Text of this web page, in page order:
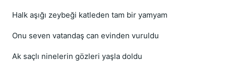
Halk aşığı zeybeği katleden tam bir yamyam
Onu seven vatandaş can evinden vuruldu
Ak saçlı ninelerin gözleri yaşla doldu